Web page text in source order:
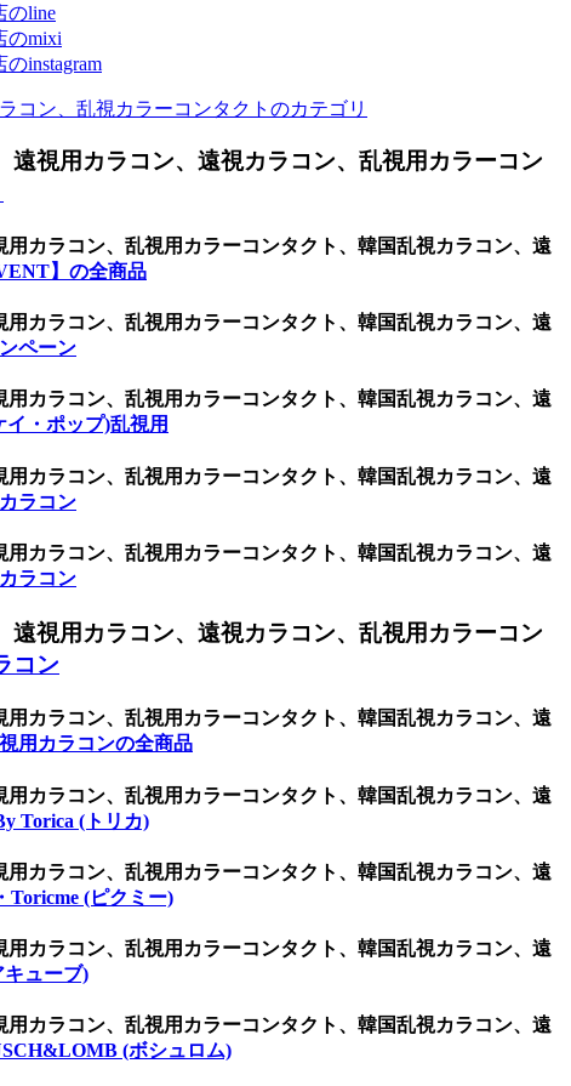
のline
のmixi
instagram
コン、乱視カラーコンタクトのカテゴリ
視用カラコン、遠視カラコン、乱視用カラーコン
カラコン、乱視用カラーコンタクト、韓国乱視カラコン、遠
】の全商品
カラコン、乱視用カラーコンタクト、韓国乱視カラコン、遠
ペーン
カラコン、乱視用カラーコンタクト、韓国乱視カラコン、遠
イ・ポップ)乱視用
カラコン、乱視用カラーコンタクト、韓国乱視カラコン、遠
ラコン
カラコン、乱視用カラーコンタクト、韓国乱視カラコン、遠
ラコン
視用カラコン、遠視カラコン、乱視用カラーコン
コン
カラコン、乱視用カラーコンタクト、韓国乱視カラコン、遠
用カラコンの全商品
カラコン、乱視用カラーコンタクト、韓国乱視カラコン、遠
Torica (トリカ)
カラコン、乱視用カラーコンタクト、韓国乱視カラコン、遠
Toricme (ピクミー)
カラコン、乱視用カラーコンタクト、韓国乱視カラコン、遠
ューブ)
カラコン、乱視用カラーコンタクト、韓国乱視カラコン、遠
(ボシュロム)